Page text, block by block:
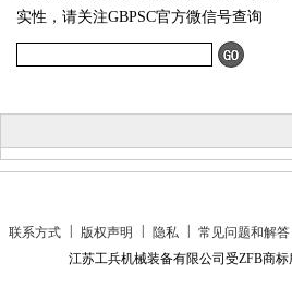
实性，请关注GBPSC官方微信号查询
联系方式 版权声明 隐私 常见问题和解答
江苏工兵机械装备有限公司受ZFB商